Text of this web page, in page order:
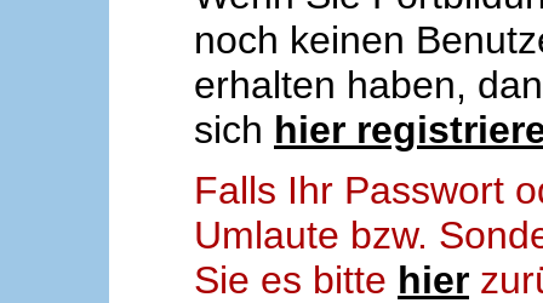
noch keinen
erhalten haben,
sich hier
Falls Ihr Passwort
Umlaute bzw.
Sie es bitte hier